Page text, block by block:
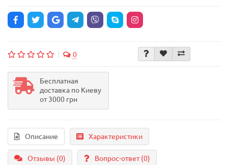
0
Бесплатная
доставка по Киеву
от 3000 грн
Описание Характеристики
Отзывы (0) Вопрос-ответ(0)